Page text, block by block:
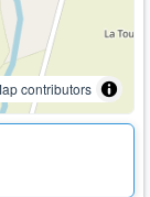
contributors